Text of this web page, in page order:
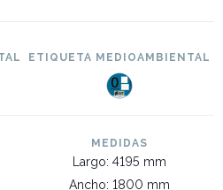
ETIQUETA MEDIOAMBIENTAL
MEDIDAS
Largo: 4195 mm
Ancho: 1800 mm